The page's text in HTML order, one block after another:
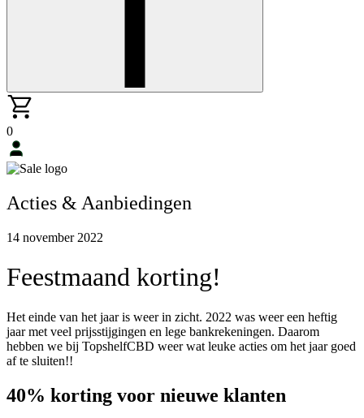
0
Acties & Aanbiedingen
14 november 2022
Feestmaand korting!
Het einde van het jaar is weer in zicht. 2022 was weer een heftig
jaar met veel prijsstijgingen en lege bankrekeningen. Daarom
hebben we bij TopshelfCBD weer wat leuke acties om het jaar goed
af te sluiten!!
40% korting voor nieuwe klanten